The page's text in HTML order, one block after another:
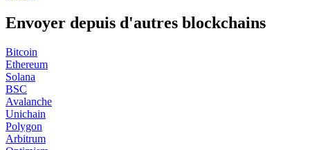
Envoyer depuis d'autres blockchains
Bitcoin
Ethereum
Solana
BSC
Avalanche
Unichain
Polygon
Arbitrum